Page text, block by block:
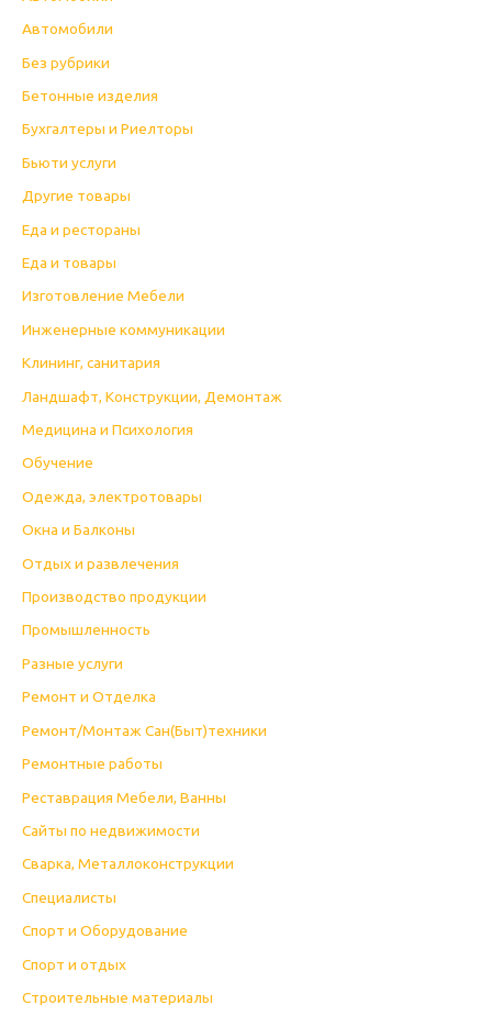
Автомобили
Без рубрики
Бетонные изделия
Бухгалтеры и Риелторы
Бьюти услуги
Другие товары
Еда и рестораны
Еда и товары
Изготовление Мебели
Инженерные коммуникации
Клининг, санитария
Ландшафт, Конструкции, Демонтаж
Медицина и Психология
Обучение
Одежда, электротовары
Окна и Балконы
Отдых и развлечения
Производство продукции
Промышленность
Разные услуги
Ремонт и Отделка
Ремонт/Монтаж Сан(Быт)техники
Ремонтные работы
Реставрация Мебели, Ванны
Сайты по недвижимости
Сварка, Металлоконструкции
Специалисты
Спорт и Оборудование
Спорт и отдых
Строительные материалы